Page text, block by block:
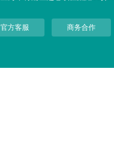
官方客服 商务合作